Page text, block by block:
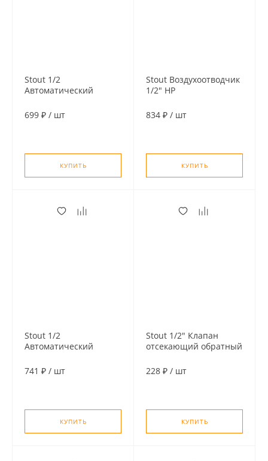
Stout 1/2
Автоматический
боковой выпуск
699 ₽ / шт
КУПИТЬ
Stout Воздухоотводчик
1/2" НР
угловой
834 ₽ / шт
КУПИТЬ
Stout 1/2
Автоматический
прямое подключение,
741 ₽ / шт
КУПИТЬ
Stout 1/2" Клапан
отсекающий обратный
228 ₽ / шт
КУПИТЬ